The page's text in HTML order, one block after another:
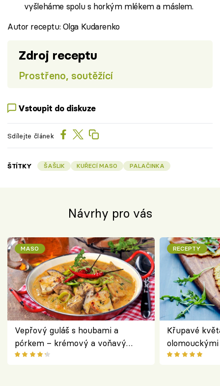
vyšleháme spolu s horkým mlékem a máslem.
Autor receptu: Olga Kudarenko
Zdroj receptu
Prostřeno, soutěžící
Vstoupit do diskuze
Sdílejte článek
ŠTÍTKY ŠAŠLIK KUŘECÍ MASO PALAČINKA
Návrhy pro vás
MASO
Vepřový guláš s houbami a
pórkem – krémový a voňavý
pokrm z jednoho hrnce
RECEPTY
Křupavé
bezlepkový